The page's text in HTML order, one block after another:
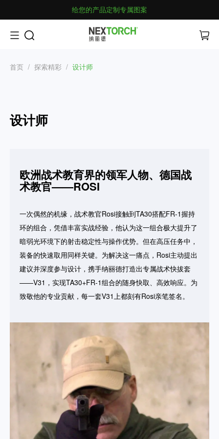
给您的产品定制专属图案
首页 / 探索精彩 / 设计师
设计师
欧洲战术教育界的领军人物、德国战
术教官——ROSI
一次偶然的机缘，战术教官Rosi接触到TA30搭配FR-1握持
环的组合，凭借丰富实战经验，他认为这一组合极大提升了
暗弱光环境下的射击稳定性与操作优势。但在高压任务中，
装备的快速取用同样关键。为解决这一痛点，Rosi主动提出
建议并深度参与设计，携手纳丽德打造出专属战术快拔套
——V31，实现TA30+FR-1组合的随身快取、高效响应。为
致敬他的专业贡献，每一套V31上都刻有Rosi亲笔签名。